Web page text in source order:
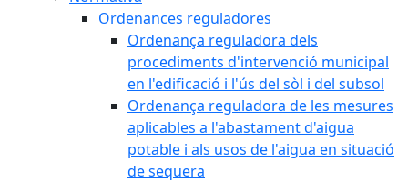
Ordenances reguladores
Ordenança reguladora dels
procediments d'intervenció municipal
en l'edificació i l'ús del sòl i del subsol
Ordenança reguladora de les mesures
aplicables a l'abastament d'aigua
potable i als usos de l'aigua en situació
de sequera